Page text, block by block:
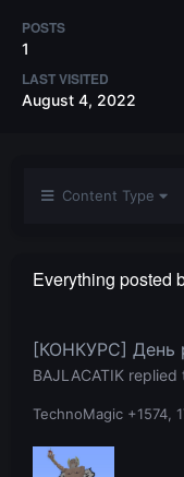
POSTS
1
LAST VISITED
August 4, 2022
Content Type
Everything posted
[КОНКУРС] День
BAJLACATIK replied
TechnoMagic +1574,